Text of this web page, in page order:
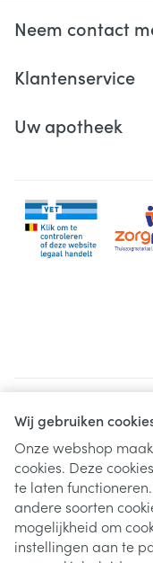
Wij gebruiken
Onze webshop
cookies. Deze
te laten
andere soorten
mogelijkheid om
instellingen aan te
Neem contact
Klantenservice
Uw apotheek
Juridische links